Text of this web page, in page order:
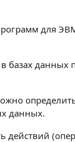
для
данных.